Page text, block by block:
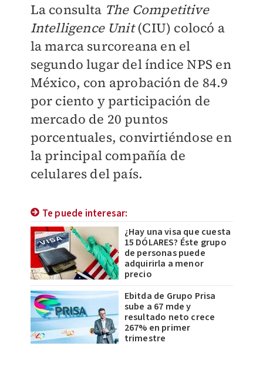
La consulta The Competitive
Intelligence Unit(CIU) colocó a
la marca surcoreana en el
segundo lugar del índice NPS en
México, con aprobación de 84.9
por ciento y participación de
mercado de 20 puntos
porcentuales, convirtiéndose en
la principal compañía de
celulares del país.
Te puede interesar:
¿Hay una visa que cuesta
15 DÓLARES? Éste grupo
de personas puede
adquirirla a menor
precio
Ebitda de Grupo Prisa
sube a 67 mde y
resultado neto crece
267% en primer
trimestre